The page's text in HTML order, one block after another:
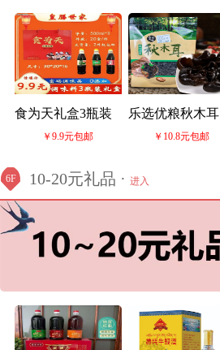
食为天礼盒3瓶装
￥9.9元包邮
乐选优粮秋木耳
￥10.8元包邮
6F 10-20元礼品 · 进入